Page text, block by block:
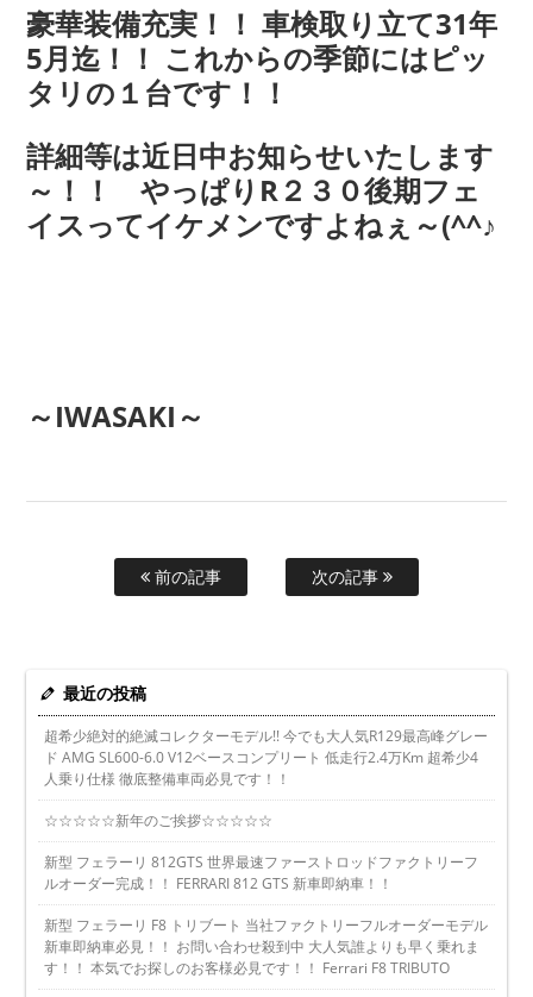
豪華装備充実！！ 車検取り立て31年
5月迄！！ これからの季節にはピッ
タリの１台です！！
詳細等は近日中お知らせいたします
～！！ やっぱりR２３０後期フェ
イスってイケメンですよねぇ～(^^♪
～IWASAKI～
前の記事 次の記事
最近の投稿
超希少絶対的絶滅コレクターモデル!! 今でも大人気R129最高峰グレー
ド AMG SL600-6.0 V12ベースコンプリート 低走行2.4万Km 超希少4
人乗り仕様 徹底整備車両必見です！！
☆☆☆☆☆新年のご挨拶☆☆☆☆☆
新型 フェラーリ 812GTS 世界最速ファーストロッドファクトリーフ
ルオーダー完成！！ FERRARI 812 GTS 新車即納車！！
新型 フェラーリ F8 トリブート 当社ファクトリーフルオーダーモデル
新車即納車必見！！ お問い合わせ殺到中 大人気誰よりも早く乗れま
す！！ 本気でお探しのお客様必見です！！ Ferrari F8 TRIBUTO